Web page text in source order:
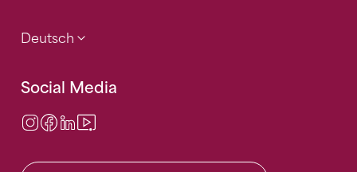
Deutsch
Social Media
Instagram
Facebook
LinkedIn